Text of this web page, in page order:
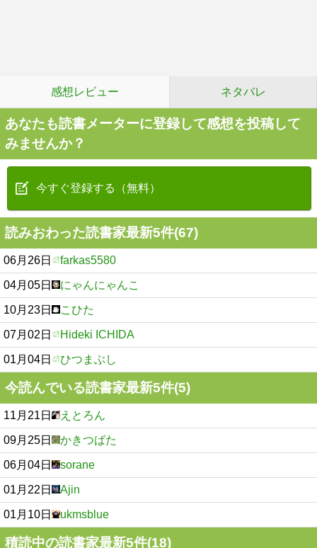
感想レビュー ネタバレ
あなたも読書メーターに登録して感想を投稿して
みませんか？
今すぐ登録する（無料）
読みおわった読書家最新5件(67)
06月26日 farkas5580
04月05日 にゃんにゃんこ
10月23日 こひた
07月02日 Hideki ICHIDA
01月04日 ひつまぶし
今読んでいる読書家最新5件(5)
11月21日 えとろん
09月25日 かきつばた
06月04日 sorane
01月22日 Ajin
01月10日 ukmsblue
積読中の読書家最新5件(18)